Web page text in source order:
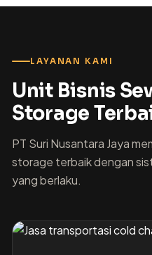
LAYANAN KAMI
Unit Bisnis
Storage
PT Suri Nusantara Jaya
storage terbaik dengan
yang berlaku.